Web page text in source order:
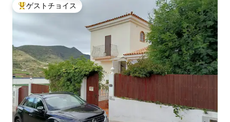
大好評のゲストチョイスです。
ゲストチョイス